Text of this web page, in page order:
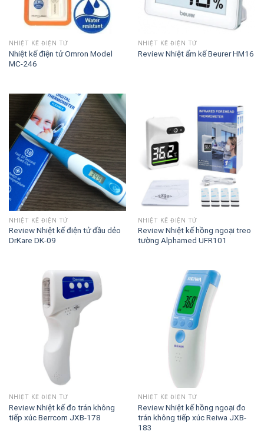
NHIỆT KẾ ĐIỆN TỬ
Nhiệt kế điện tử Omron Model
MC-246
NHIỆT KẾ ĐIỆN TỬ
Review Nhiệt ẩm kế Beurer HM16
NHIỆT KẾ ĐIỆN TỬ
Review Nhiệt kế điện tử đầu dẻo
DrKare DK-09
NHIỆT KẾ ĐIỆN TỬ
Review Nhiệt kế hồng ngoại treo
tường Alphamed UFR101
NHIỆT KẾ ĐIỆN TỬ
Review Nhiệt kế đo trán không
tiếp xúc Berrcom JXB-178
NHIỆT KẾ ĐIỆN TỬ
Review Nhiệt kế hồng ngoại đo
trán không tiếp xúc Reiwa JXB-
183